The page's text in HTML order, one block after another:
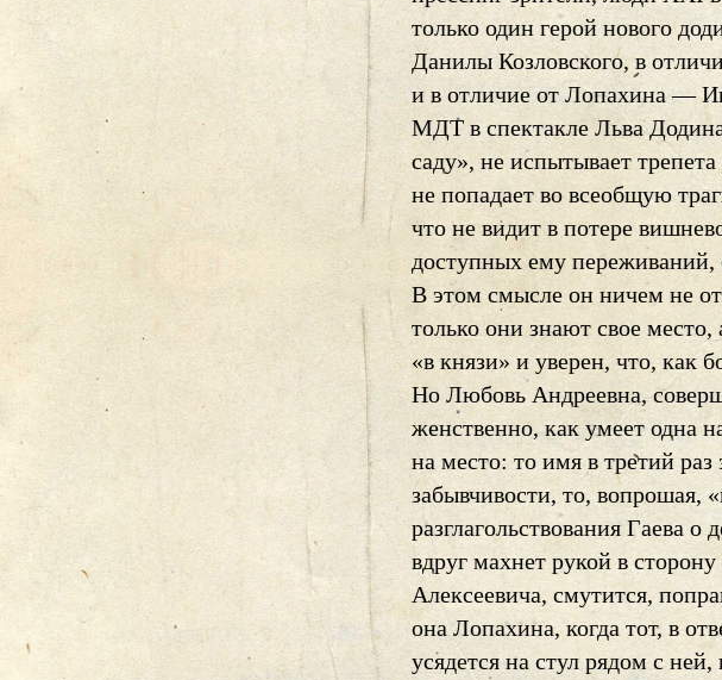
только один герой нового
Данилы Козловского, в
и в отличие от Лопахина —
МДТ в спектакле Льва
саду», не испытывает
не попадает во всеобщую
что не видит в потере
доступных ему переживаний,
В этом смысле он ничем не
только они знают свое
«в князи» и уверен, что, как
Но Любовь Андреевна,
женственно, как умеет одна
на место: то имя в третий раз
забывчивости, то, вопрошая,
разглагольствования Гаева
вдруг махнет рукой в
Алексеевича, смутится,
она Лопахина, когда тот, в
усядется на стул рядом с